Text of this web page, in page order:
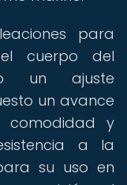
para
cuerpo del
un ajuste
un avance
comodidad y
a la
su uso en